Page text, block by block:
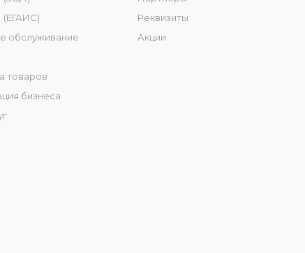
(ЕГАИС)
обслуживание
товаров
бизнеса
Реквизиты
Акции